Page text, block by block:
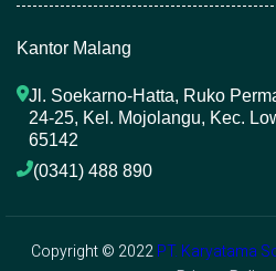
Kantor Malang
Jl. Soekarno-Hatta, Ruko
24-25, Kel. Mojolangu, Kec.
65142
(0341) 488 890
Copyright © 2022PT. Karyatama